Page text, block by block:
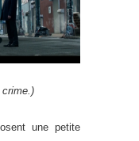
une petite